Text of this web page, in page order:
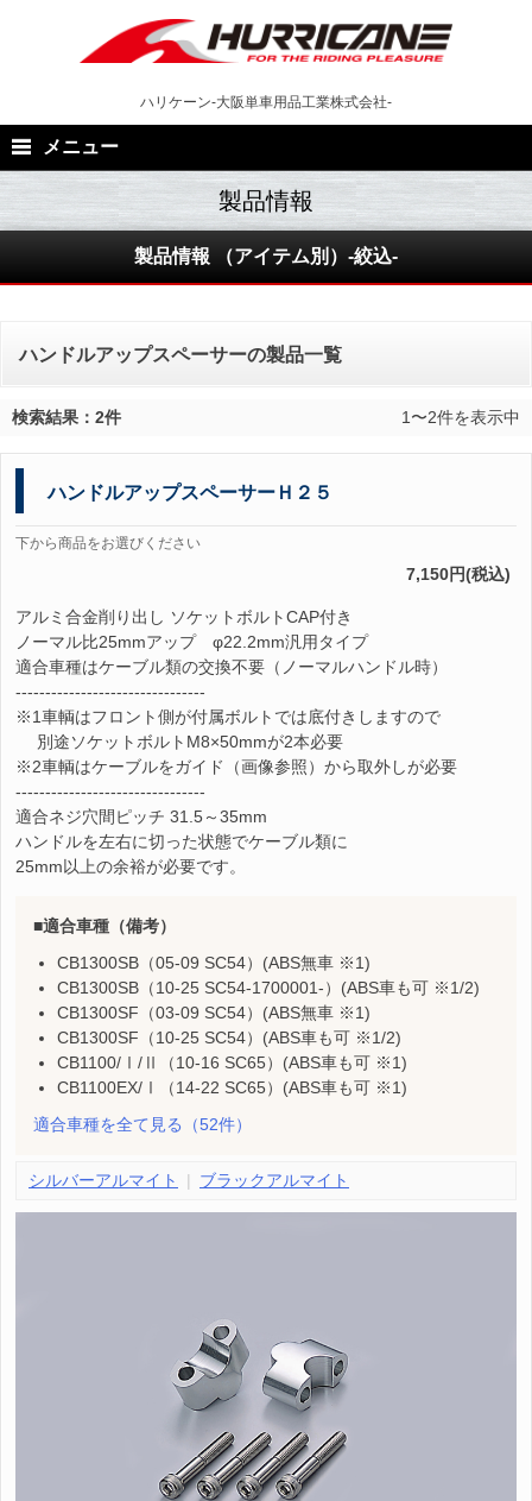
ハリケーン-大阪単車用品工業株式会社-
メニュー
製品情報 （アイテム別）-絞込-
ハンドルアップスペーサーの製品一覧
検索結果：2件 1〜2件を表示中
ハンドルアップスペーサーＨ２５
下から商品をお選びください
7,150円(税込)
アルミ合金削り出し ソケットボルトCAP付き
ノーマル比25mmアップ φ22.2mm汎用タイプ
適合車種はケーブル類の交換不要（ノーマルハンドル時）
--------------------------------
※1車輌はフロント側が付属ボルトでは底付きしますので
別途ソケットボルトM8×50mmが2本必要
※2車輌はケーブルをガイド（画像参照）から取外しが必要
--------------------------------
適合ネジ穴間ピッチ 31.5～35mm
ハンドルを左右に切った状態でケーブル類に
25mm以上の余裕が必要です。
適合車種（備考）
CB1300SB（05-09 SC54）(ABS無車 ※1)
CB1300SB（10-25 SC54-1700001-）(ABS車も可 ※1/2)
CB1300SF（03-09 SC54）(ABS無車 ※1)
CB1300SF（10-25 SC54）(ABS車も可 ※1/2)
CB1100/Ⅰ/Ⅱ（10-16 SC65）(ABS車も可 ※1)
CB1100EX/Ⅰ（14-22 SC65）(ABS車も可 ※1)
適合車種を全て見る
（52件）
シルバーアルマイト ブラックアルマイト